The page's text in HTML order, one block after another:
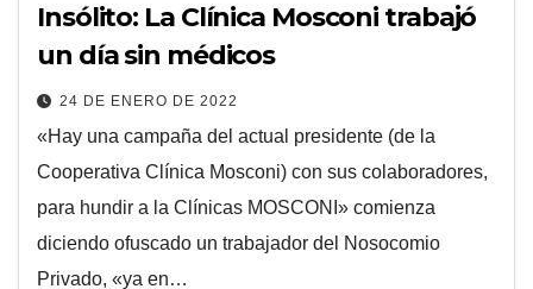
Insólito: La Clínica Mosconi trabajó
un día sin médicos
24 DE ENERO DE 2022
«Hay una campaña del actual presidente (de la
Cooperativa Clínica Mosconi) con sus colaboradores,
para hundir a la Clínicas MOSCONI» comienza
diciendo ofuscado un trabajador del Nosocomio
Privado, «ya en…